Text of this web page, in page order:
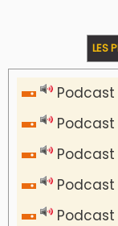
LES
Podcast
Podcast